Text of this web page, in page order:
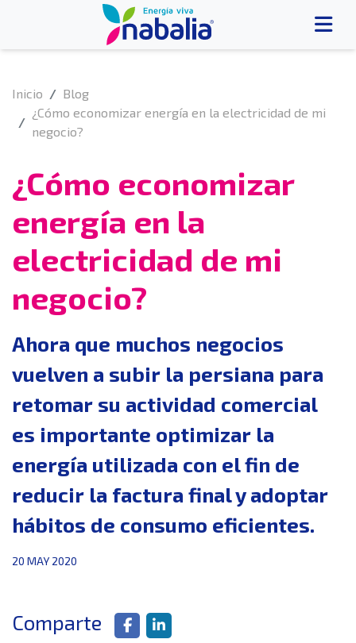
Inicio
Blog
¿Cómo economizar energía en la electricidad de mi
negocio?
¿Cómo economizar
energía en la
electricidad de mi
negocio?
Ahora que muchos negocios
vuelven a subir la persiana para
retomar su actividad comercial
es importante optimizar la
energía utilizada con el fin de
reducir la factura final y adoptar
hábitos de consumo eficientes.
20 MAY 2020
Comparte